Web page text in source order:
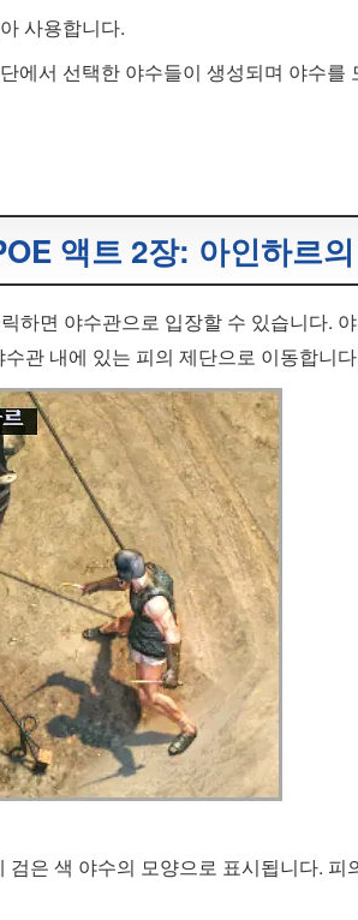
사용합니다.
에서 선택한 야수들이 생성되며 야수를
액트 2장: 아인하르
하면 야수관으로 입장할 수 있습니다.
관 내에 있는 피의 제단으로 이동합니
검은 색 야수의 모양으로 표시됩니다. 피